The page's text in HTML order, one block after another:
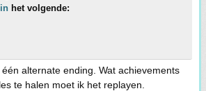
het volgende:
alternate ending. Wat achievements
te halen moet ik het replayen.